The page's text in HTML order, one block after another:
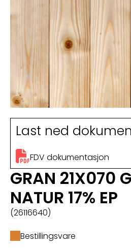
Last ned
FDV dokumentasjon
GRAN 21X070
NATUR 17% EP
(26116640)
Bestillingsvare